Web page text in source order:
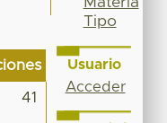
41
Tipo
Usuario
Acceder